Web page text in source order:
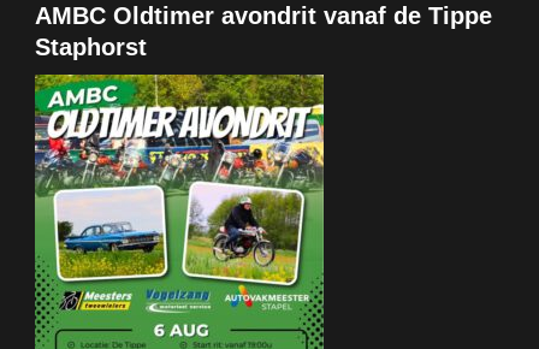
AMBC Oldtimer avondrit vanaf de Tippe
Staphorst